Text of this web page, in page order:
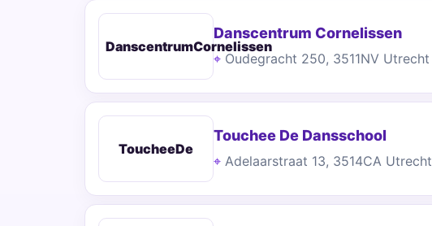
DanscentrumCornelissen
Danscentrum Cornelissen
Oudegracht 250, 3511NV Utrecht
ToucheeDe
Touchee De Dansschool
Adelaarstraat 13, 3514CA Utrecht